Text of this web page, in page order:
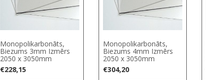
Monopolikarbonāts,
Biezums 3mm Izmērs
2050 х 3050mm
€228,15
Monopolikarbonāts,
Biezums 4mm Izmērs
2050 х 3050mm
€304,20